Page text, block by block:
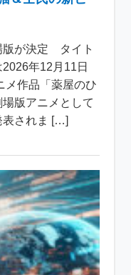
版が決定 タイト
年12月11日
メ作品「薬屋のひ
版アニメとして
表されま […]